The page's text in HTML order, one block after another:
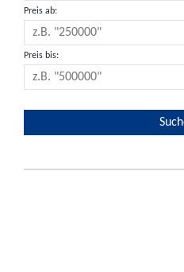
Preis ab:
Preis bis: